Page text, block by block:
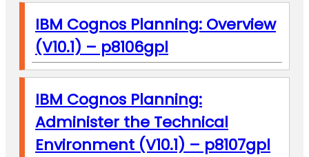
IBM Cognos Planning: Overview
(V10.1) – p8106gpl
IBM Cognos Planning:
Administer the Technical
Environment (V10.1) – p8107gpl